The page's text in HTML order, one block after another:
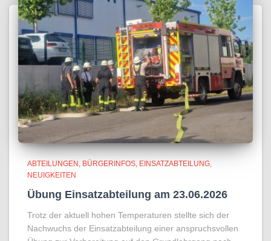
ABTEILUNGEN BÜRGERINFOS EINSATZABTEILUNG
NEUIGKEITEN
Übung Einsatzabteilung am 23.06.2026
Trotz der aktuell hohen Temperaturen stellte sich der
Nachwuchs der Einsatzabteilung einer anspruchsvollen